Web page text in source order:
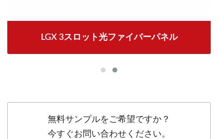
LGX 3スロット光ファイバーパネル
無料サンプルをご希望ですか？
今すぐお問い合わせください。